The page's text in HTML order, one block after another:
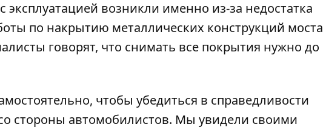
эксплуатацией возникли именно из-за недостатка
по накрытию металлических конструкций моста
говорят, что снимать все покрытия нужно до
чтобы убедиться в справедливости
стороны автомобилистов. Мы увидели своими